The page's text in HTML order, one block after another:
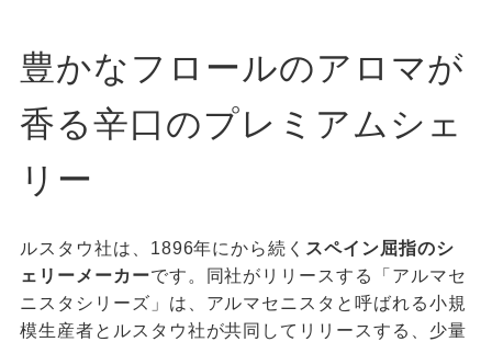
豊かなフロールのアロマが
香る辛口のプレミアムシェ
リー
ルスタウ社は、1896年にから続く スペイン屈指のシ
ェリーメーカーです。同社がリリースする「アルマセ
ニスタシリーズ」は、アルマセニスタと呼ばれる小規
模生産者とルスタウ社が共同してリリースする、少量